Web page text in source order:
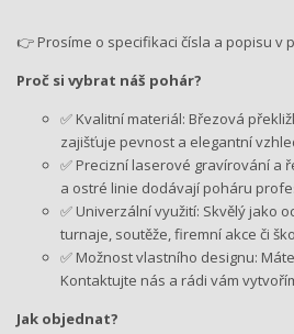
👉 Prosíme o specifikaci čísla a popisu v
Proč si vybrat náš pohár?
✅ Kvalitní materiál: Březová
zajišťuje pevnost a elegantní
✅ Precizní laserové gravírování a
a ostré linie dodávají poháru
✅ Univerzální využití: Skvělý jako
turnaje, soutěže, firemní akce či
✅ Možnost vlastního designu:
Kontaktujte nás a rádi vám
Jak objednat?